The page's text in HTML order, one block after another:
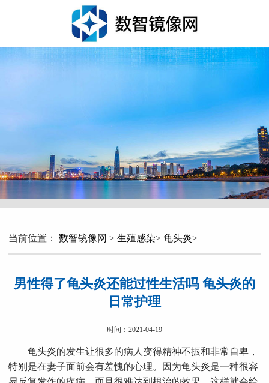
当前位置： 数智镜像网 > 生殖感染> 龟头炎>
男性得了龟头炎还能过性生活吗 龟头炎的
日常护理
时间：2021-04-19
龟头炎的发生让很多的病人变得精神不振和非常自卑，
特别是在妻子面前会有羞愧的心理。因为龟头炎是一种很容